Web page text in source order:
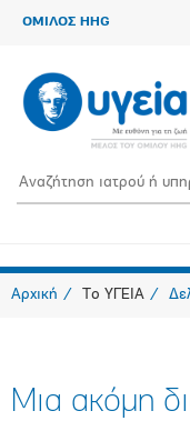
ΟΜΙΛΟΣ HHG
Αρχική Το ΥΓΕΙΑ
Μια ακόμη